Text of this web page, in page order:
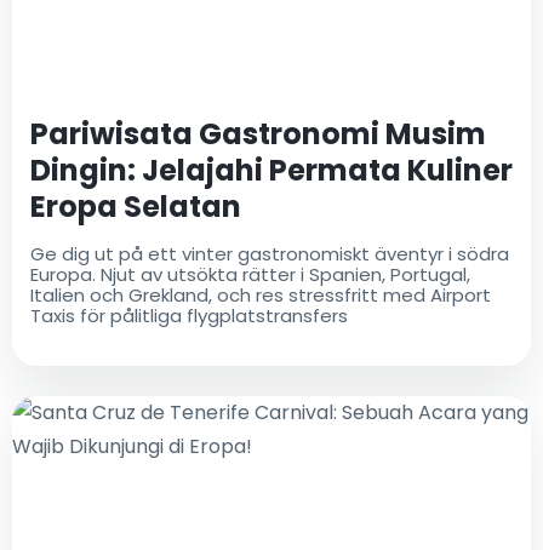
Pariwisata Gastronomi Musim
Dingin: Jelajahi Permata Kuliner
Eropa Selatan
Ge dig ut på ett vinter gastronomiskt äventyr i södra
Europa. Njut av utsökta rätter i Spanien, Portugal,
Italien och Grekland, och res stressfritt med Airport
Taxis för pålitliga flygplatstransfers